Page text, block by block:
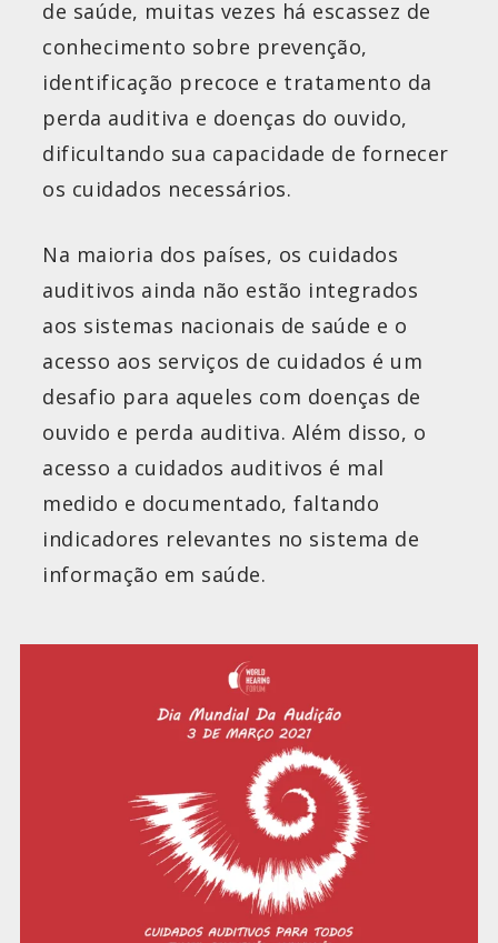
de saúde, muitas vezes há escassez de
conhecimento sobre prevenção,
identificação precoce e tratamento da
perda auditiva e doenças do ouvido,
dificultando sua capacidade de fornecer
os cuidados necessários.
Na maioria dos países, os cuidados
auditivos ainda não estão integrados
aos sistemas nacionais de saúde e o
acesso aos serviços de cuidados é um
desafio para aqueles com doenças de
ouvido e perda auditiva. Além disso, o
acesso a cuidados auditivos é mal
medido e documentado, faltando
indicadores relevantes no sistema de
informação em saúde.